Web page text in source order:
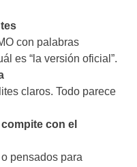
con palabras
es “la versión oficial”.
claros. Todo parece
con el
pensados para